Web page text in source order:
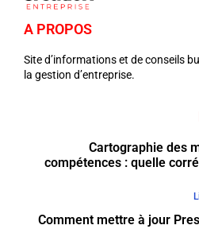
A PROPOS
Site d’informations et de conseils
la gestion d’entreprise.
Cartographie des
compétences : quelle
Comment mettre à jour